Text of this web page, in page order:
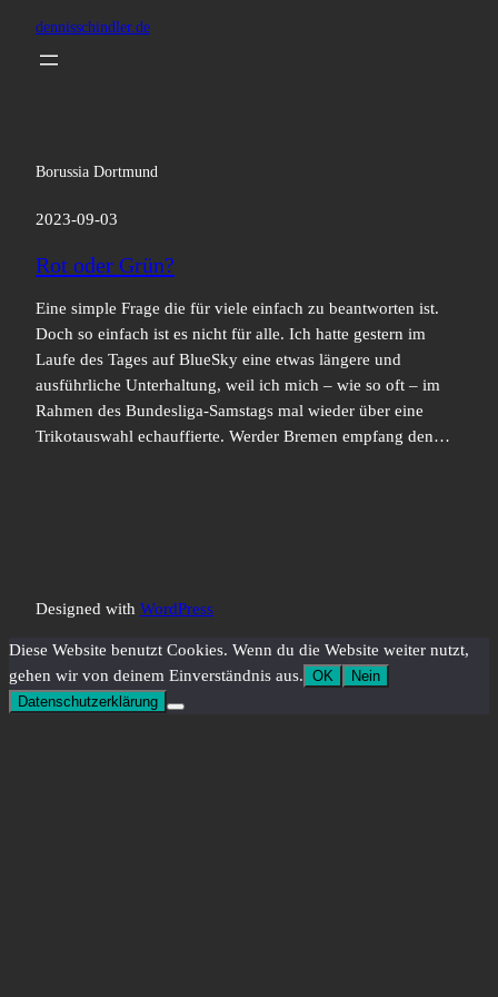
springen
dennisschindler.de
Borussia Dortmund
2023-09-03
Rot oder Grün?
Eine simple Frage die für viele einfach zu beantworten ist.
Doch so einfach ist es nicht für alle. Ich hatte gestern im
Laufe des Tages auf BlueSky eine etwas längere und
ausführliche Unterhaltung, weil ich mich – wie so oft – im
Rahmen des Bundesliga-Samstags mal wieder über eine
Trikotauswahl echauffierte. Werder Bremen empfang den…
Designed with WordPress
Diese Website benutzt Cookies. Wenn du die Website weiter nutzt,
gehen wir von deinem Einverständnis aus. OK
Nein
Datenschutzerklärung